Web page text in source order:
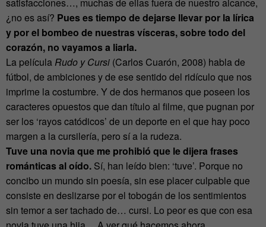
¿no es así? Pues es tiempo de dejarse llevar por la lírica
y por el bombeo de nuestras vísceras, sobre todo del
corazón, no vayamos a liarla.
La película Rudo y Cursi (Carlos Cuarón, 2008) habla de
fútbol, de ambiciones y de ese sentido del ridículo que nos
imprime la costumbre. Y de dos hermanos que poseen los
caracteres opuestos que dan título al filme, que pugnan por
ser los ‘rayos catódicos’ de un deporte en el que hay poco
margen a la cursilería, pero sí a la rudeza.
Tuve una novia que me prohibió que le dijera frases
románticas al oído. Sí, han leído bien: ‘tuve’. Porque no
concibo un mundo sin poesía, sin ese placer culpable que
consiste en deslizarse por el tobogán de los sentimientos
sin temor a ser tachado de… cursi. Lo peor es que con esa